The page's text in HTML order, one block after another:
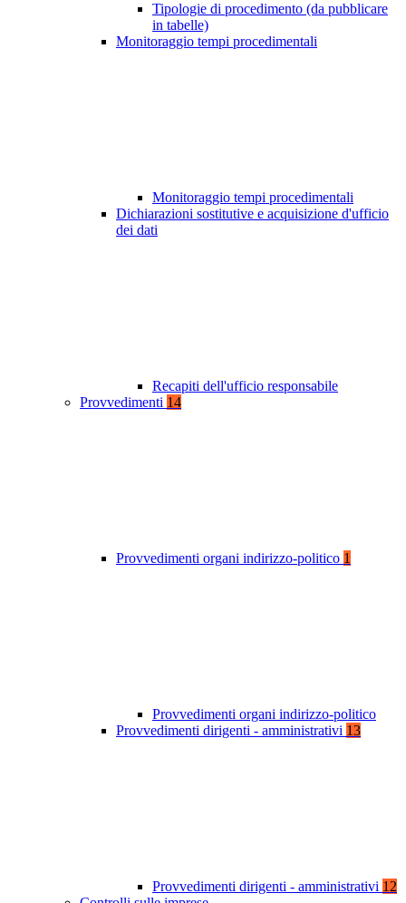
Tipologie di procedimento (da pubblicare
in tabelle)
Monitoraggio tempi procedimentali
Monitoraggio tempi procedimentali
Dichiarazioni sostitutive e acquisizione d'ufficio
dei dati
Recapiti dell'ufficio responsabile
Provvedimenti 14
Provvedimenti organi indirizzo-politico 1
Provvedimenti organi indirizzo-politico
Provvedimenti dirigenti - amministrativi 13
Provvedimenti dirigenti - amministrativi 12